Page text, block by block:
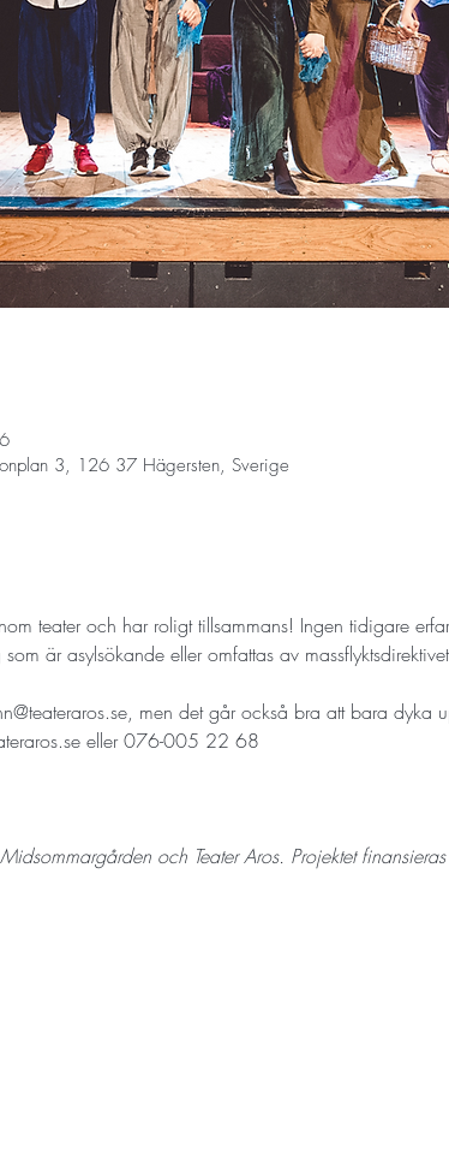
26
3, 126 37 Hägersten, Sverige
teater och har roligt tillsammans! Ingen tidigare
är asylsökande eller omfattas av
, men det går också bra att bara dyka
eller 076-005 22 68
och Teater Aros. Projektet